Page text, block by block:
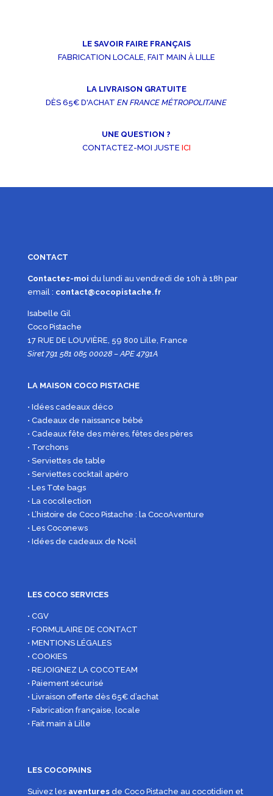
LE SAVOIR FAIRE FRANÇAIS
FABRICATION LOCALE, FAIT MAIN À LILLE
LA LIVRAISON GRATUITE
DÈS 65€ D'ACHATEN FRANCE MÉTROPOLITAINE
UNE QUESTION ?
CONTACTEZ-MOI JUSTE ICI
CONTACT
Contactez-moi du lundi au vendredi de 10h à 18h par
email : contact@cocopistache.fr
Isabelle Gil
Coco Pistache
17 RUE DE LOUVIÈRE, 59 800 Lille, France
Siret 791 581 085 00028 – APE 4791A
LA MAISON COCO PISTACHE
• Idées cadeaux déco
• Cadeaux de naissance bébé
• Cadeaux fête des mères, fêtes des pères
• Torchons
• Serviettes de table
• Serviettes cocktail apéro
• Les Tote bags
• La cocollection
• L’histoire de Coco Pistache : la CocoAventure
• Les Coconews
• Idées de cadeaux de Noël
LES COCO SERVICES
• CGV
• FORMULAIRE DE CONTACT
• MENTIONS LÉGALES
• COOKIES
• REJOIGNEZ LA COCOTEAM
• Paiement sécurisé
• Livraison offerte dès 65€ d’achat
• Fabrication française, locale
• Fait main à Lille
LES COCOPAINS
Suivez les aventuresde Coco Pistache au cocotidien et